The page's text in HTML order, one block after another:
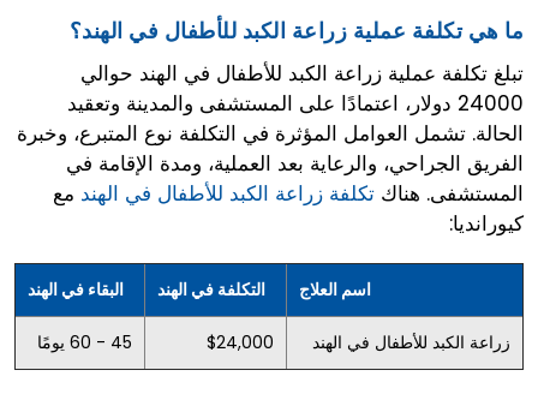
ما هي تكلفة عملية زراعة الكبد للأطفال في الهند؟
تبلغ تكلفة عملية زراعة الكبد للأطفال في الهند حوالي
24000 دولار، اعتمادًا على المستشفى والمدينة وتعقيد
الحالة. تشمل العوامل المؤثرة في التكلفة نوع المتبرع، وخبرة
الفريق الجراحي، والرعاية بعد العملية، ومدة الإقامة في
المستشفى. هناك تكلفة زراعة الكبد للأطفال في الهند مع
كيورانديا:
اسم العلاج التكلفة في الهند البقاء في الهند
زراعة الكبد للأطفال في الهند $24,000 45 - 60 يومًا